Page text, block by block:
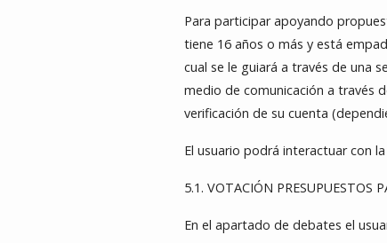
Para participar apoyando
tiene 16 años o más y está
cual se le guiará a través de una
medio de comunicación a través
verificación de su cuenta
El usuario podrá interactuar con
5.1. VOTACIÓN PRESUPUESTOS
En el apartado de debates el